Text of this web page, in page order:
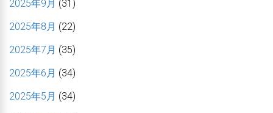
2025年9月 (31)
2025年8月 (22)
2025年7月 (35)
2025年6月 (34)
2025年5月 (34)